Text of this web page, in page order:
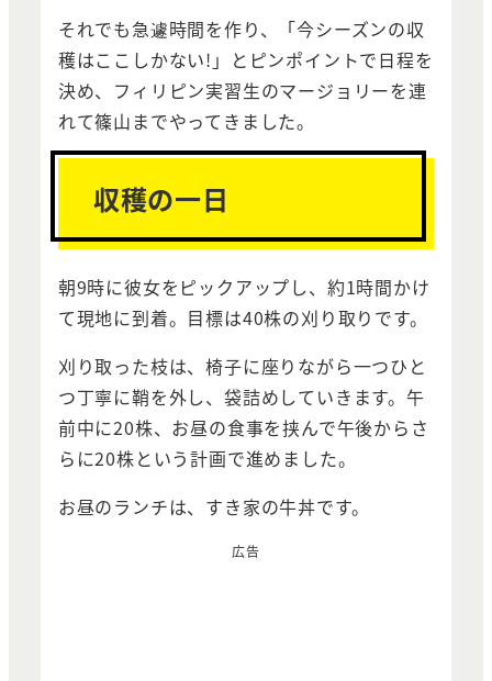
それでも急遽時間を作り、「今シーズンの収
穫はここしかない!」とピンポイントで日程を
決め、フィリピン実習生のマージョリーを連
れて篠山までやってきました。
収穫の一日
朝9時に彼女をピックアップし、約1時間かけ
て現地に到着。目標は40株の刈り取りです。
刈り取った枝は、椅子に座りながら一つひと
つ丁寧に鞘を外し、袋詰めしていきます。午
前中に20株、お昼の食事を挟んで午後からさ
らに20株という計画で進めました。
お昼のランチは、すき家の牛丼です。
広告